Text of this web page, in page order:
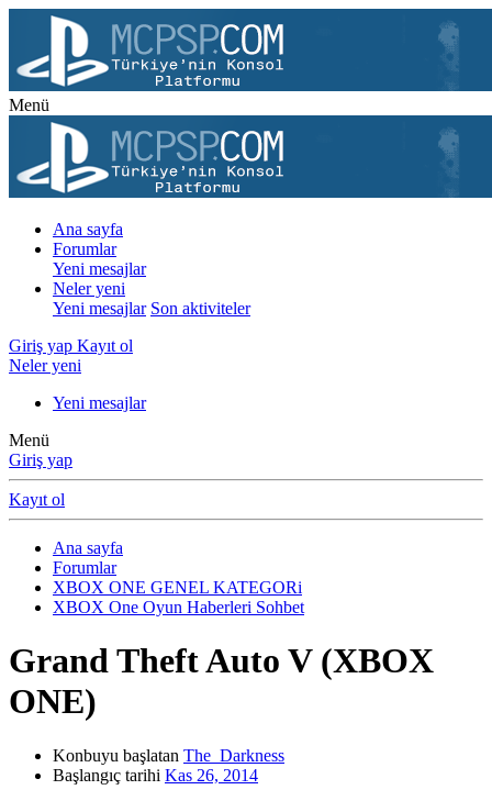
Menü
Ana sayfa
Forumlar
Yeni mesajlar
Neler yeni
Yeni mesajlar Son aktiviteler
Giriş yap Kayıt ol
Neler yeni
Yeni mesajlar
Menü
Giriş yap
Kayıt ol
Ana sayfa
Forumlar
XBOX ONE GENEL KATEGORi
XBOX One Oyun Haberleri Sohbet
Grand Theft Auto V (XBOX
ONE)
Konbuyu başlatan The_Darkness
Başlangıç tarihi Kas 26, 2014